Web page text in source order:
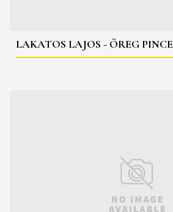
LAKATOS LAJOS - ÖREG PINCE